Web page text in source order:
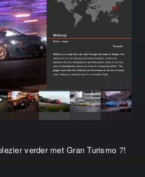
verder met Gran Turismo 7!